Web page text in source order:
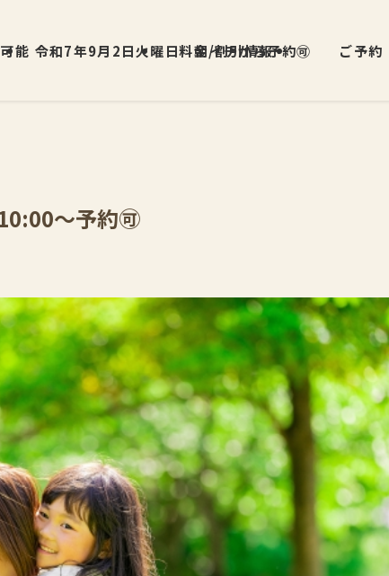
能 令和7年9月2日火曜日 朝イチから予約🉑
料金/割引情報 ご予約
〜予約🉑